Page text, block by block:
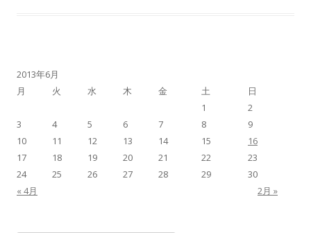
2013年6月
月
火 水 木 金 土 日
« 4月 2月 »
1
2
3
4 5 6 7 8
9
10
11 12 13 14 15
16
17
18 19 20 21 22
23
24
25 26 27 28 29 30